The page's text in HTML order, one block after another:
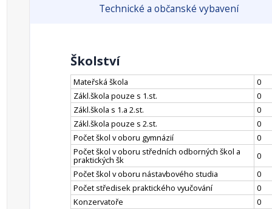
Technické a občanské vybavení
Školství
Mateřská škola
0
Zákl.škola pouze s 1.st.
0
Zákl.škola s 1.a 2.st.
0
Zákl.škola pouze s 2.st.
0
Počet škol v oboru gymnázií
0
Počet škol v oboru středních odborných škol a
praktických šk
0
Počet škol v oboru nástavbového studia
0
Počet středisek praktického vyučování
0
Konzervatoře
0